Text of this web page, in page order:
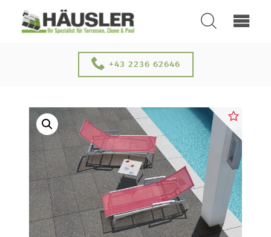
SUCHEN
+43 2236 62646